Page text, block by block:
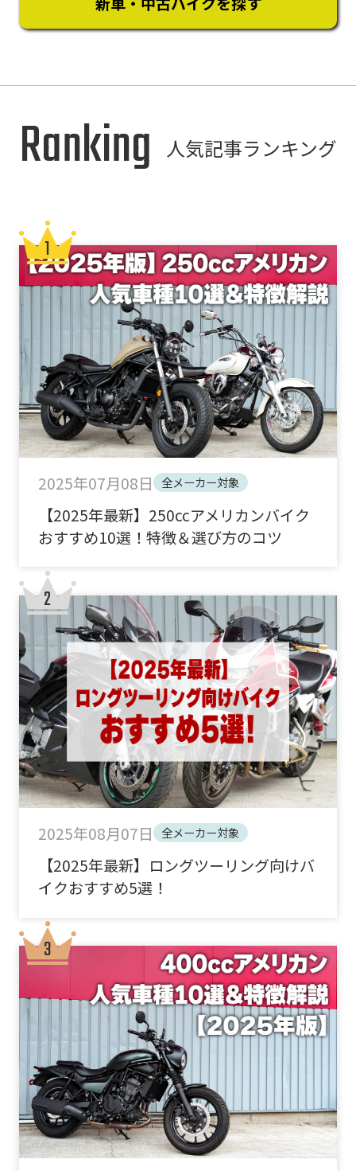
Ranking 人気記事ランキング
2025年07月08日 全メーカー対象
【2025年最新】250ccアメリカンバイク
おすすめ10選！特徴＆選び方のコツ
2025年08月07日 全メーカー対象
【2025年最新】ロングツーリング向けバ
イクおすすめ5選！